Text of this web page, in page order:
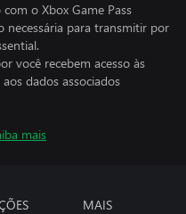
o Xbox Game Pass
necessária para transmitir por
você recebem acesso às
dados associados
mais
MAIS